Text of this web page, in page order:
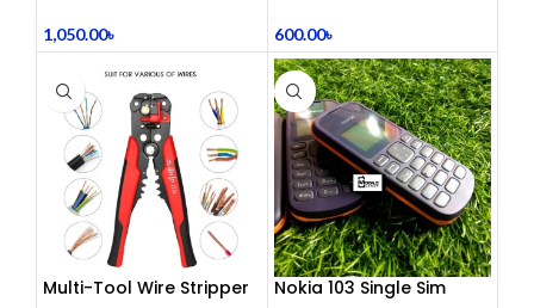
1,050.00৳ 600.00৳
Multi-Tool Wire Stripper
Nokia 103 Single Sim